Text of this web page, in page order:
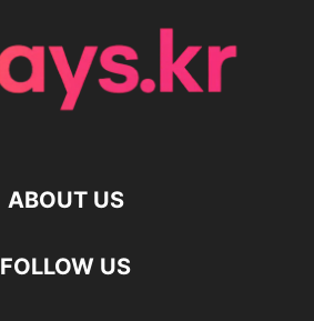
ABOUT US
FOLLOW US